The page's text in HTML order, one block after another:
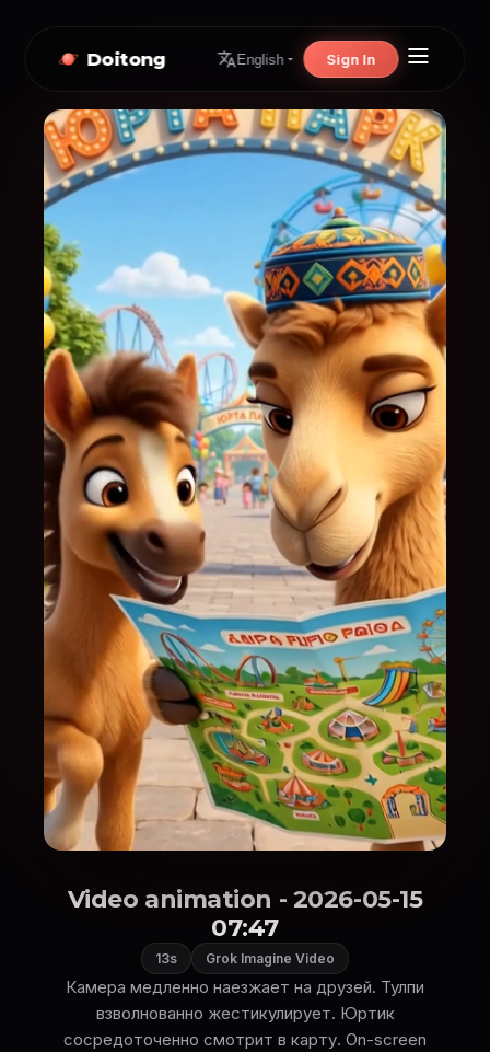
Doitong English Sign In
Video animation - 2026-05-15
07:47
13s Grok Imagine Video
Камера медленно наезжает на друзей. Тулпи
взволнованно жестикулирует. Юртик
сосредоточенно смотрит в карту. On-screen